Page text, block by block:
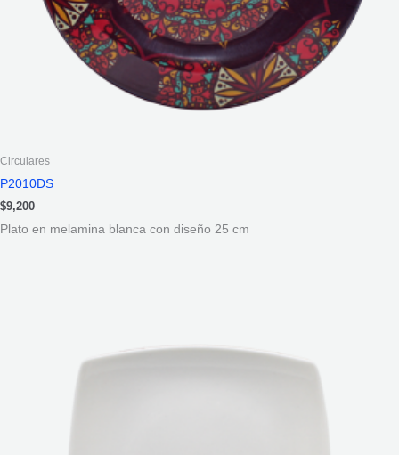
Circulares
P2010DS
$9,200
Plato en melamina blanca con diseño 25 cm